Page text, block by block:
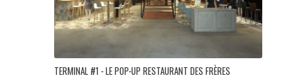
TERMINAL #1 - LE POP-UP RESTAURANT DES FRÈRES